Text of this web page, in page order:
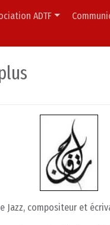
ADTF
Jazz, compositeur et